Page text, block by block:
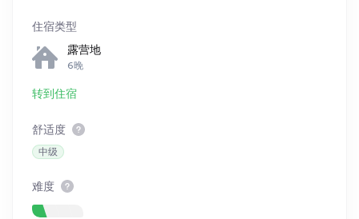
住宿类型
露营地
6晚
转到住宿
舒适度
中级
难度